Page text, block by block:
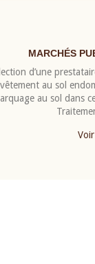
MARCHÉS
d’une
au sol
au sol dans
Voir